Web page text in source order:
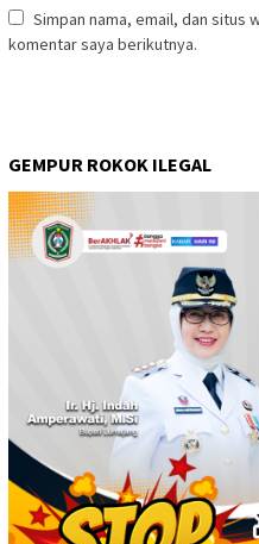
Simpan nama, email, dan situs
komentar saya berikutnya.
GEMPUR ROKOK ILEGAL